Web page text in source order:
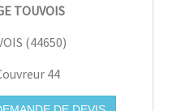
TOUVOIS
(44650)
44